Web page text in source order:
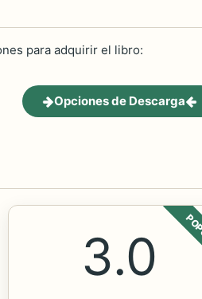
para adquirir el libro:
Opciones de Descarga
3.0